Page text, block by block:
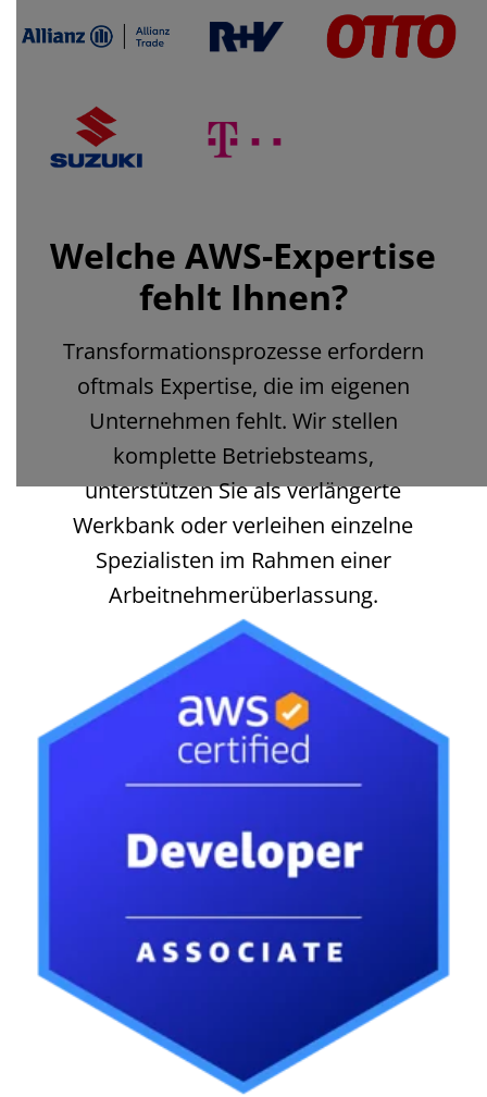
Welche AWS-Expertise
fehlt Ihnen?
Transformationsprozesse erfordern
oftmals Expertise, die im eigenen
Unternehmen fehlt. Wir stellen
komplette Betriebsteams,
unterstützen Sie als verlängerte
Werkbank oder verleihen einzelne
Spezialisten im Rahmen einer
Arbeitnehmerüberlassung.